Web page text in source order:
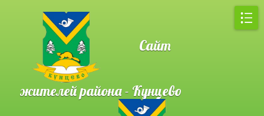
Сайт
жителей района - Кунцево